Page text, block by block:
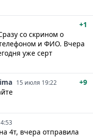
+1
со скрином о
и ФИО. Вчера
уже серт
15 июля 19:22
+9
4т, вчера отправила